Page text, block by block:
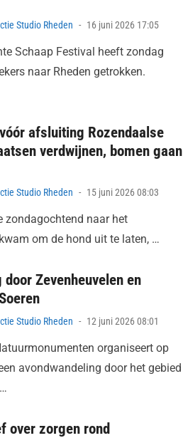
Studio Rheden
Posted
16 juni 2026 17:05
Schaap Festival heeft zondag
naar Rheden getrokken.
afsluiting Rozendaalse
verdwijnen, bomen gaan
Studio Rheden
Posted
15 juni 2026 08:03
zondagochtend naar het
om de hond uit te laten, …
Zevenheuvelen en
Studio Rheden
Posted
12 juni 2026 08:01
organiseert op
avondwandeling door het gebied
over zorgen rond